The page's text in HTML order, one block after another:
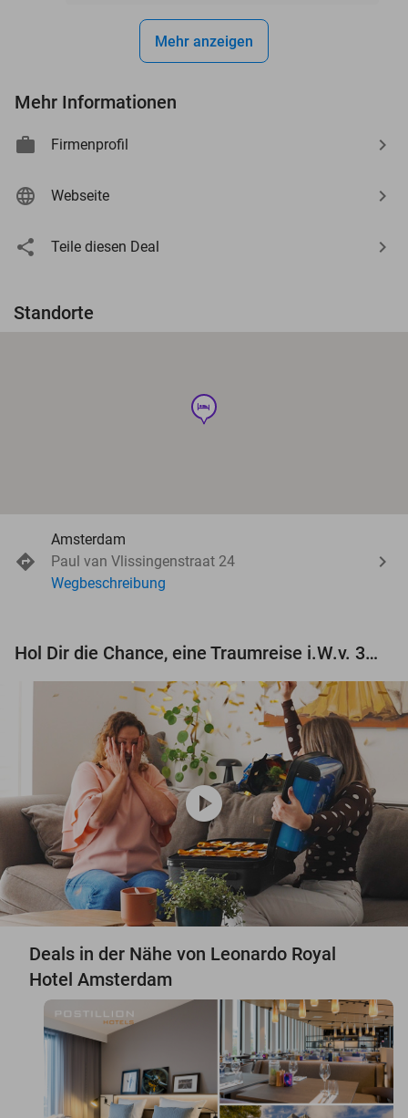
Mehr anzeigen
Mehr Informationen
Firmenprofil
Webseite
Teile diesen Deal
Standorte
hotel
Amsterdam
Paul van Vlissingenstraat 24
Wegbeschreibung
Hol Dir die Chance, eine Traumreise i.W.v. 3.000 € zu gewinnen!
play_circle
Deals in der Nähe von Leonardo Royal
Hotel Amsterdam